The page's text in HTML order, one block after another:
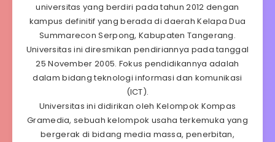
universitas yang berdiri pada tahun 2012 dengan
kampus definitif yang berada di daerah Kelapa Dua
Summarecon Serpong, Kabupaten Tangerang.
Universitas ini diresmikan pendiriannya pada tanggal
25 November 2005. Fokus pendidikannya adalah
dalam bidang teknologi informasi dan komunikasi
(ICT).
Universitas ini didirikan oleh Kelompok Kompas
Gramedia, sebuah kelompok usaha terkemuka yang
bergerak di bidang media massa, penerbitan,